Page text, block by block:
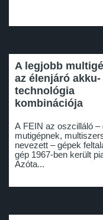
A legjobb
az élenjáró akku-
technológia
kombinációja
A FEIN az oszcilláló –
mutigépnek,
nevezett – gépek
gép 1967-ben került
Azóta...